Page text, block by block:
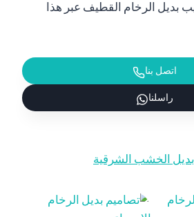
بديل الرخام القطيف عبر هذا
اتصل بنا
راسلنا
الخشب الشرقية